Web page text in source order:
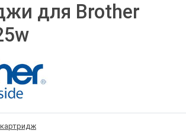
для Brother